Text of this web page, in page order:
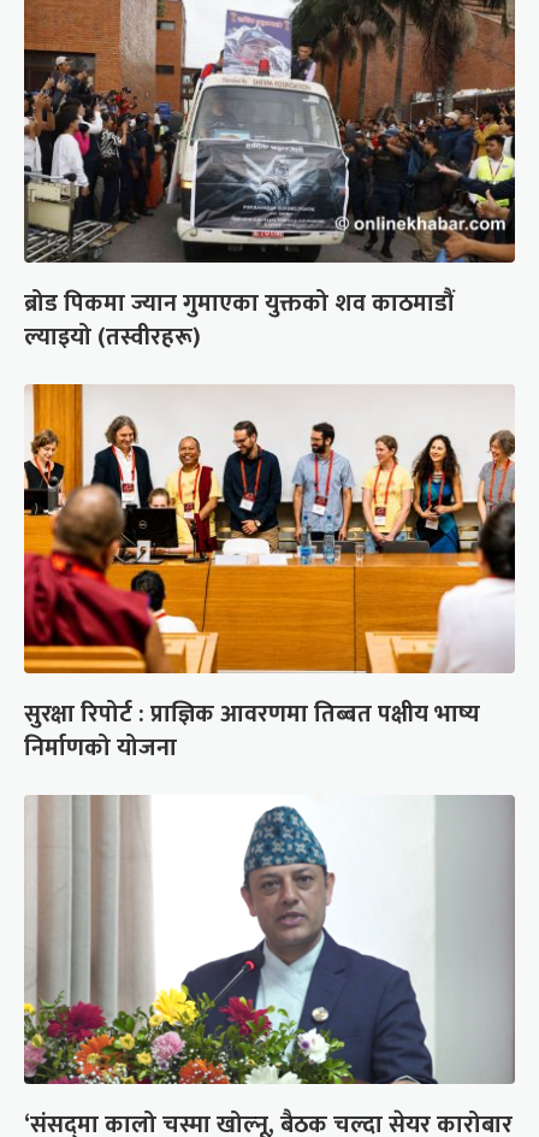
ब्रोड पिकमा ज्यान गुमाएका युक्तको शव काठमाडौं
ल्याइयो (तस्वीरहरू)
सुरक्षा रिपोर्ट : प्राज्ञिक आवरणमा तिब्बत पक्षीय भाष्य
निर्माणको योजना
‘संसद्‍मा कालो चस्मा खोल्नू, बैठक चल्दा सेयर कारोबार